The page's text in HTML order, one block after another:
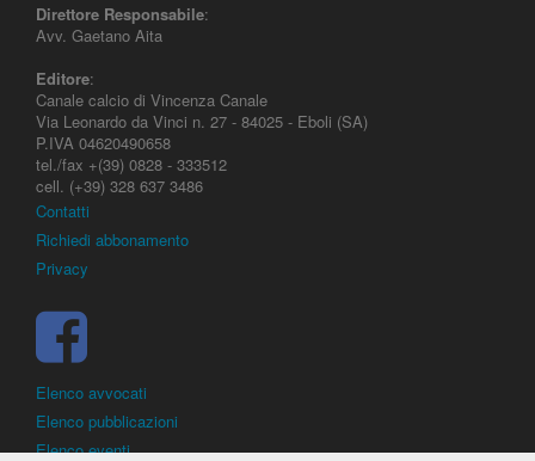
Direttore Responsabile:
Avv. Gaetano Aita
Editore:
Canale calcio di Vincenza Canale
Via Leonardo da Vinci n. 27 - 84025 - Eboli (SA)
P.IVA 04620490658
tel./fax +(39) 0828 - 333512
cell. (+39) 328 637 3486
Contatti
Richiedi abbonamento
Privacy
Elenco avvocati
Elenco pubblicazioni
Elenco eventi